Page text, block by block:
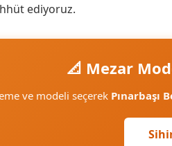
ediyoruz.
📐 Mezar
ve modeli seçerek Pınarbaşı